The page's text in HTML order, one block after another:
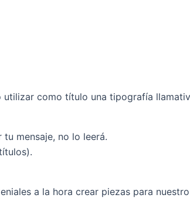
como título una tipografía
mensaje, no lo leerá.
a la hora crear piezas para